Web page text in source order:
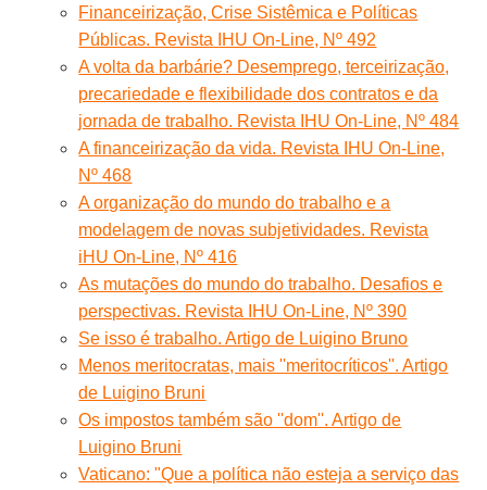
Financeirização, Crise Sistêmica e Políticas
Públicas. Revista IHU On-Line, Nº 492
A volta da barbárie? Desemprego, terceirização,
precariedade e flexibilidade dos contratos e da
jornada de trabalho. Revista IHU On-Line, Nº 484
A financeirização da vida. Revista IHU On-Line,
Nº 468
A organização do mundo do trabalho e a
modelagem de novas subjetividades. Revista
iHU On-Line, Nº 416
As mutações do mundo do trabalho. Desafios e
perspectivas. Revista IHU On-Line, Nº 390
Se isso é trabalho. Artigo de Luigino Bruno
Menos meritocratas, mais ''meritocríticos''. Artigo
de Luigino Bruni
Os impostos também são ''dom''. Artigo de
Luigino Bruni
Vaticano: "Que a política não esteja a serviço das